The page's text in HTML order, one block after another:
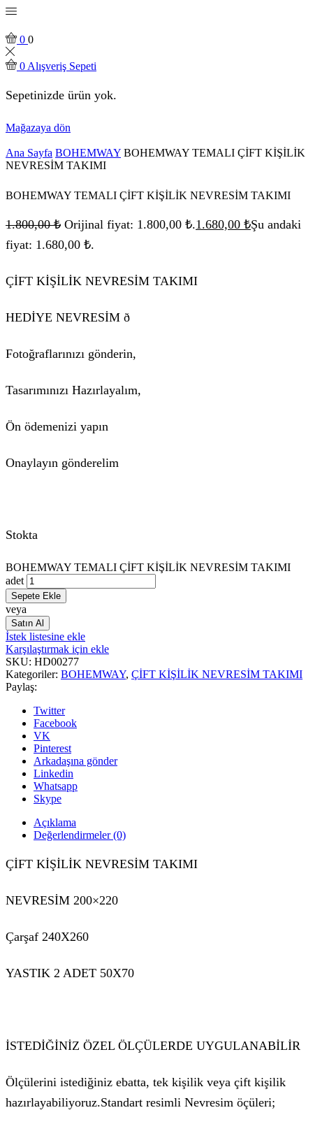
0 0
0 Alışveriş Sepeti
Sepetinizde ürün yok.
Mağazaya dön
Ana Sayfa BOHEMWAY BOHEMWAY TEMALI ÇİFT KİŞİLİK
NEVRESİM TAKIMI
BOHEMWAY TEMALI ÇİFT KİŞİLİK NEVRESİM TAKIMI
1.800,00₺ Orijinal fiyat: 1.800,00 ₺.1.680,00 ₺Şu andaki
fiyat: 1.680,00 ₺.
ÇİFT KİŞİLİK NEVRESİM TAKIMI
HEDİYE NEVRESİM ð
Fotoğraflarınızı gönderin,
Tasarımınızı Hazırlayalım,
Ön ödemenizi yapın
Onaylayın gönderelim
Stokta
BOHEMWAY TEMALI ÇİFT KİŞİLİK NEVRESİM TAKIMI
adet
Sepete Ekle
veya
Satın Al
İstek listesine ekle
Karşılaştırmak için ekle
SKU: HD00277
Kategoriler: BOHEMWAY, ÇİFT KİŞİLİK NEVRESİM TAKIMI
Paylaş:
Twitter
Facebook
VK
Pinterest
Arkadaşına gönder
Linkedin
Whatsapp
Skype
Açıklama
Değerlendirmeler (0)
ÇİFT KİŞİLİK NEVRESİM TAKIMI
NEVRESİM 200×220
Çarşaf 240X260
YASTIK 2 ADET 50X70
İSTEDİĞİNİZ ÖZEL ÖLÇÜLERDE UYGULANABİLİR
Ölçülerini istediğiniz ebatta, tek kişilik veya çift kişilik
hazırlayabiliyoruz.Standart resimli Nevresim öçüleri;